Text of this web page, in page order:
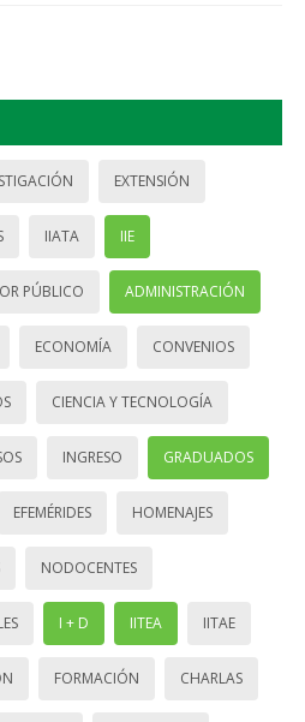
EXTENSIÓN
IIATA IIE
PÚBLICO ADMINISTRACIÓN
ECONOMÍA CONVENIOS
CIENCIA Y TECNOLOGÍA
INGRESO GRADUADOS
EFEMÉRIDES HOMENAJES
NODOCENTES
I + D IITEA IITAE
FORMACIÓN CHARLAS